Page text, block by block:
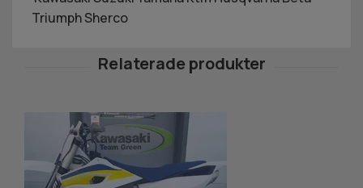
Triumph Sherco